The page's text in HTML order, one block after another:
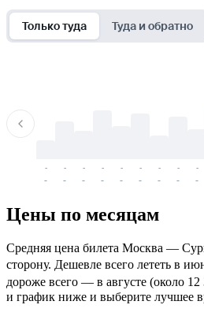
Только туда Туда и обратно
-
-
-
-
-
-
-
-
-
-
-
-
-
-
-
-
-
-
Цены по месяцам
Средняя цена билета Москва —
сторону. Дешевле всего лететь в
дороже всего — в августе (около
и график ниже и выберите лучшее